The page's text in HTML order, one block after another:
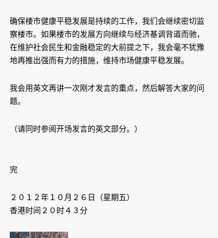
确保楼市健康平稳发展是持续的工作，我们会继续密切监
察楼市。如果楼市的发展方向继续与经济基调背道而驰，
在维护社会民生和金融稳定的大前提之下，我会毫不犹豫
地再推出强而有力的措施，维持市场健康平稳发展。
我会用英文再讲一次刚才发言的重点，然后解答大家的问
题。
（请同时参阅开场发言的英文部分。）
完
２０１２年１０月２６日（星期五）
香港时间２０时４３分